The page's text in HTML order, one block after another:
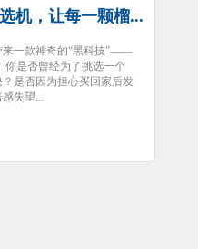
机，让每一颗榴...
来一款神奇的“黑科技”——
你是否曾经为了挑选一个
是否因为担心买回家后发
失望...